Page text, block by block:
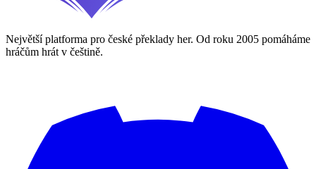
Největší platforma pro české překlady her. Od roku 2005 pomáháme
hráčům hrát v češtině.